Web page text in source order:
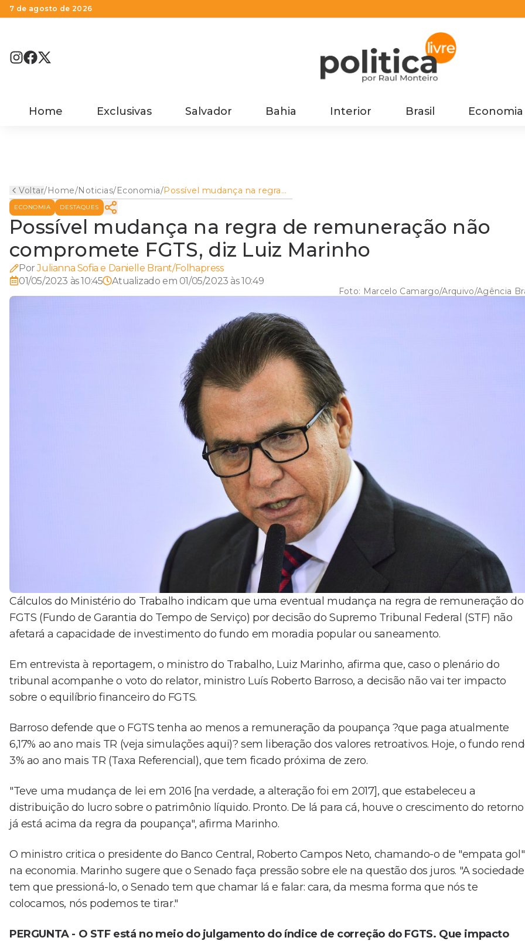
7 de agosto de 2026
Home Exclusivas Salvador Bahia Interior Brasil Economia
Voltar/Home/Noticias/Economia/Possível mudança na regra
de remuneração não
ECONOMIA DESTAQUES
Possível mudança na regra de remuneração não
compromete FGTS, diz Luiz Marinho
Por Julianna Sofia e Danielle Brant/Folhapress
01/05/2023 às 10:45
Atualizado em 01/05/2023 às 10:49
Foto: Marcelo Camargo/Arquivo/Agência
Cálculos do Ministério do Trabalho indicam que uma eventual mudança na regra de remuneração do
FGTS (Fundo de Garantia do Tempo de Serviço) por decisão do Supremo Tribunal Federal (STF) não
afetará a capacidade de investimento do fundo em moradia popular ou saneamento.
Em entrevista à reportagem, o ministro do Trabalho, Luiz Marinho, afirma que, caso o plenário do
tribunal acompanhe o voto do relator, ministro Luís Roberto Barroso, a decisão não vai ter impacto
sobre o equilíbrio financeiro do FGTS.
Barroso defende que o FGTS tenha ao menos a remuneração da poupança ?que paga atualmente
6,17% ao ano mais TR (veja simulações aqui)? sem liberação dos valores retroativos. Hoje, o fundo
3% ao ano mais TR (Taxa Referencial), que tem ficado próxima de zero.
"Teve uma mudança de lei em 2016 [na verdade, a alteração foi em 2017], que estabeleceu a
distribuição do lucro sobre o patrimônio líquido. Pronto. De lá para cá, houve o crescimento do retorno
já está acima da regra da poupança", afirma Marinho.
O ministro critica o presidente do Banco Central, Roberto Campos Neto, chamando-o de "empata gol"
na economia. Marinho sugere que o Senado faça pressão sobre ele na questão dos juros. "A sociedade
tem que pressioná-lo, o Senado tem que chamar lá e falar: cara, da mesma forma que nós te
colocamos, nós podemos te tirar."
PERGUNTA - O STF está no meio do julgamento do índice de correção do FGTS. Que impacto